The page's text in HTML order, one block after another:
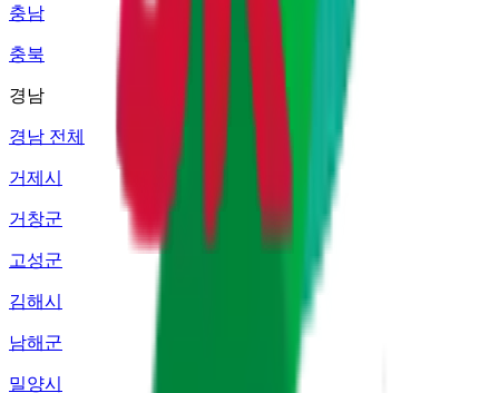
충남
충북
경남
경남 전체
거제시
거창군
고성군
김해시
남해군
밀양시